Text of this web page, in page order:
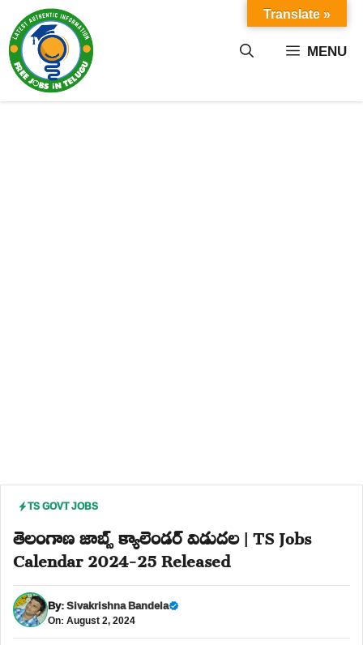
content MENU
TS GOVT JOBS
తెలంగాణ జాబ్స్ క్యాలెండర్ విడుదల | TS Jobs
Calendar 2024-25 Released
By:Sivakrishna Bandela
On: August 2, 2024
Translate »